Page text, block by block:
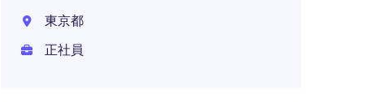
東京都
正社員